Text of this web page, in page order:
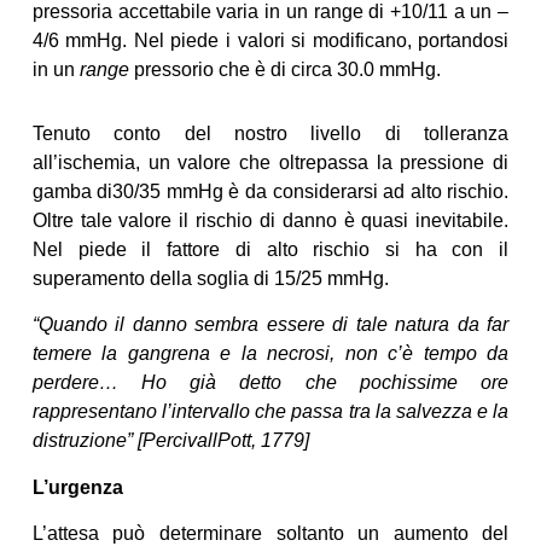
pressoria accettabile varia in un range di +10/11 a un –
4/6 mmHg. Nel piede i valori si modificano, portandosi
in un rangepressorio che è di circa 30.0 mmHg.
Tenuto conto del nostro livello di tolleranza
all’ischemia, un valore che oltrepassa la pressione di
gamba di30/35 mmHg è da considerarsi ad alto rischio.
Oltre tale valore il rischio di danno è quasi inevitabile.
Nel piede il fattore di alto rischio si ha con il
superamento della soglia di 15/25 mmHg.
“Quando il danno sembra essere di tale natura da far
temere la gangrena e la necrosi, non c’è tempo da
perdere… Ho già detto che pochissime ore
rappresentano l’intervallo che passa tra la salvezza e la
distruzione” [PercivallPott, 1779]
L’urgenza
L’attesa può determinare soltanto un aumento del